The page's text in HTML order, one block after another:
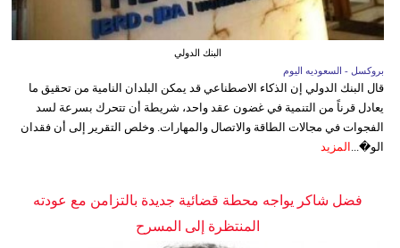
البنك الدولي
بروكسل - السعوديه اليوم
قال البنك الدولي إن الذكاء الاصطناعي قد يمكن البلدان النامية من تحقيق ما
يعادل قرناً من التنمية في غضون عقد واحد، شريطة أن تتحرك بسرعة لسد
الفجوات في مجالات الطاقة والاتصال والمهارات. وخلص التقرير إلى أن فقدان
الو�... المزيد
فضل شاكر يواجه محطة قضائية جديدة بالتزامن مع عودته
المنتظرة إلى المسرح